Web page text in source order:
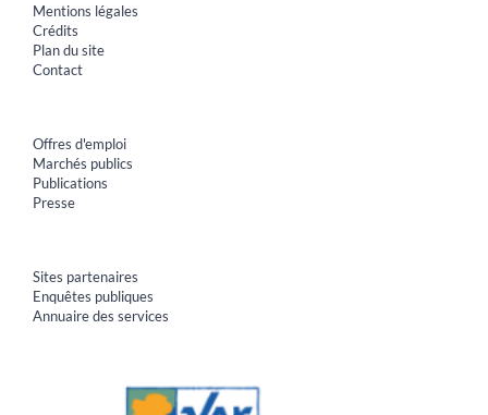
Mentions légales
Crédits
Plan du site
Contact
Offres d'emploi
Marchés publics
Publications
Presse
Sites partenaires
Enquêtes publiques
Annuaire des services